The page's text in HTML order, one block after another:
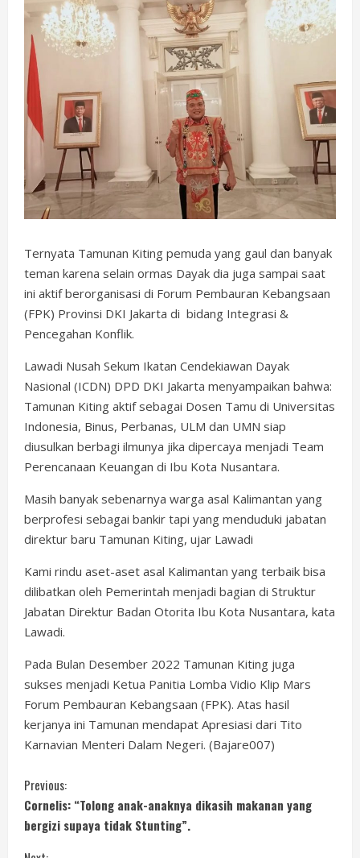
Ternyata Tamunan Kiting pemuda yang gaul dan banyak
teman karena selain ormas Dayak dia juga sampai saat
ini aktif berorganisasi di Forum Pembauran Kebangsaan
(FPK) Provinsi DKI Jakarta di bidang Integrasi &
Pencegahan Konflik.
Lawadi Nusah Sekum Ikatan Cendekiawan Dayak
Nasional (ICDN) DPD DKI Jakarta menyampaikan bahwa:
Tamunan Kiting aktif sebagai Dosen Tamu di Universitas
Indonesia, Binus, Perbanas, ULM dan UMN siap
diusulkan berbagi ilmunya jika dipercaya menjadi Team
Perencanaan Keuangan di Ibu Kota Nusantara.
Masih banyak sebenarnya warga asal Kalimantan yang
berprofesi sebagai bankir tapi yang menduduki jabatan
direktur baru Tamunan Kiting, ujar Lawadi
Kami rindu aset-aset asal Kalimantan yang terbaik bisa
dilibatkan oleh Pemerintah menjadi bagian di Struktur
Jabatan Direktur Badan Otorita Ibu Kota Nusantara, kata
Lawadi.
Pada Bulan Desember 2022 Tamunan Kiting juga
sukses menjadi Ketua Panitia Lomba Vidio Klip Mars
Forum Pembauran Kebangsaan (FPK). Atas hasil
kerjanya ini Tamunan mendapat Apresiasi dari Tito
Karnavian Menteri Dalam Negeri. (Bajare007)
C
o
Previous:
Cornelis: “Tolong anak-anaknya dikasih makanan yang
bergizi supaya tidak Stunting”.